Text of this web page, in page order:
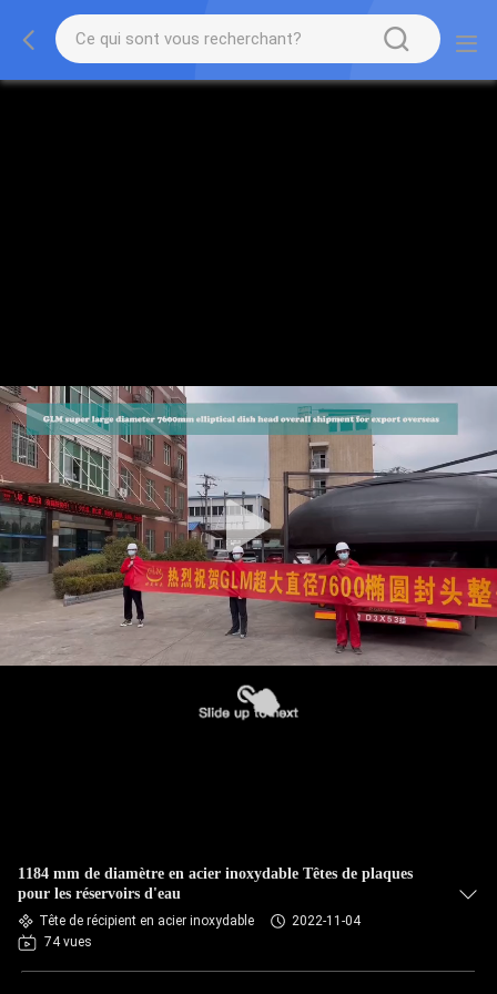
1184 mm de diamètre en acier inoxydable Têtes de plaques
pour les réservoirs d'eau
Tête de récipient en acier inoxydable
2022-11-04
74 vues